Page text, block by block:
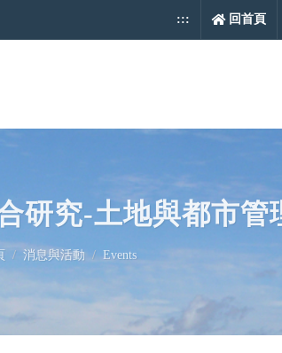
::: 回首頁
研究-土地與都市
消息與活動 Events